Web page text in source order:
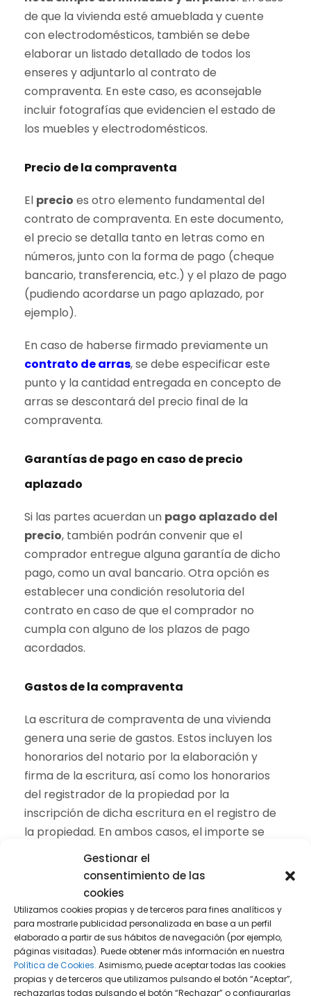
Gestionar el
consentimiento de las
cookies
Utilizamos cookies propias y de terceros para fines analíticos y
para mostrarle publicidad personalizada en base a un perfil
elaborado a partir de sus hábitos de navegación (por ejemplo,
páginas visitadas). Puede obtener más información en nuestra
Política de Cookies. Asimismo, puede aceptar todas las cookies
propias y de terceros que utilizamos pulsando el botón “Aceptar”,
rechazarlas todas pulsando el botón “Rechazar” o configurarlas
de que la vivienda esté amueblada y cuente
con electrodomésticos, también se debe
elaborar un listado detallado de todos los
enseres y adjuntarlo al contrato de
compraventa. En este caso, es aconsejable
incluir fotografías que evidencien el estado de
los muebles y electrodomésticos.
Precio de la compraventa
El precio es otro elemento fundamental del
contrato de compraventa. En este documento,
el precio se detalla tanto en letras como en
números, junto con la forma de pago (cheque
bancario, transferencia, etc.) y el plazo de pago
(pudiendo acordarse un pago aplazado, por
ejemplo).
En caso de haberse firmado previamente un
contrato de arras, se debe especificar este
punto y la cantidad entregada en concepto de
arras se descontará del precio final de la
compraventa.
Garantías de pago en caso de precio
aplazado
Si las partes acuerdan un pago aplazado del
precio, también podrán convenir que el
comprador entregue alguna garantía de dicho
pago, como un aval bancario. Otra opción es
establecer una condición resolutoria del
contrato en caso de que el comprador no
cumpla con alguno de los plazos de pago
acordados.
Gastos de la compraventa
La escritura de compraventa de una vivienda
genera una serie de gastos. Estos incluyen los
honorarios del notario por la elaboración y
firma de la escritura, así como los honorarios
del registrador de la propiedad por la
inscripción de dicha escritura en el registro de
la propiedad. En ambos casos, el importe se
regula en base a un
arancel
Las partes pueden acordar quién asumirá estos
gastos. Pueden pactar que sean cubiertos en su
totalidad por una de las partes, divididos al 50%
entre comprador y vendedor, o pagados según
lo establecido por la ley. En Cataluña, el
artículo 531.6 del Código Civilestablece que: